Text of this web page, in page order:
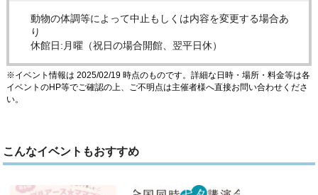
動物の体調等によって中止もしくは内容を変更する場合あ
り
休館日:月曜（祝日の場合開館、翌平日休）
※イベント情報は 2025/02/19 時点のものです。詳細な日時・場所・料金等は各
イベントのHP等でご確認の上、ご不明点は主催者様へ直接お問い合わせくださ
い。
こんなイベントもおすすめ